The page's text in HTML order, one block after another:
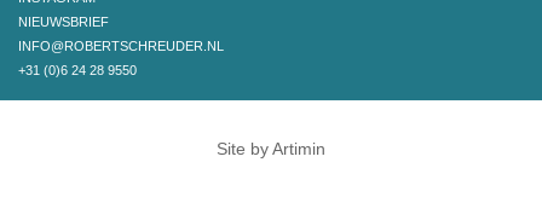
NIEUWSBRIEF
INFO@ROBERTSCHREUDER.NL
+31 (0)6 24 28 9550
Site by Artimin